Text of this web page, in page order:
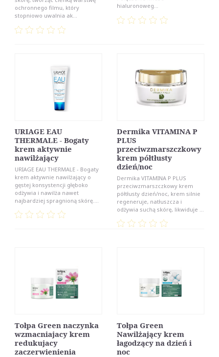
ochronnego filmu, który
stopniowo uwalnia ak...
hialuronoweg...
URIAGE EAU
THERMALE - Bogaty
krem aktywnie
nawilżający
URIAGE EAU THERMALE - Bogaty
krem aktywnie nawilżający o
gęstej konsystencji głęboko
odżywia i nawilża nawet
najbardziej spragnioną skórę....
Dermika VITAMINA P
PLUS
przeciwzmarszczkowy
krem półtłusty
dzień/noc
Dermika VITAMINA P PLUS
przeciwzmarszczkowy krem
półtłusty dzień/noc, krem silnie
regeneruje, natłuszcza i
odżywia suchą skórę, likwiduje ...
Tołpa Green naczynka
wzmacniajacy krem
redukujacy
zaczerwienienia
Tołpa Green
Nawilżający krem
łagodzący na dzień i
noc